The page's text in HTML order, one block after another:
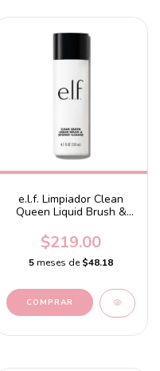
e.l.f. Limpiador Clean
Queen Liquid Brush &
$219.00
5 meses de$48.18